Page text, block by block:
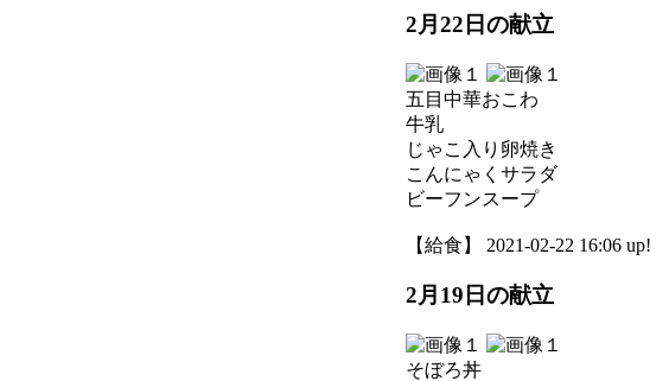
2月22日の献立
五目中華おこわ
牛乳
じゃこ入り卵焼き
こんにゃくサラダ
ビーフンスープ
【給食】 2021-02-22 16:06 up!
2月19日の献立
そぼろ丼